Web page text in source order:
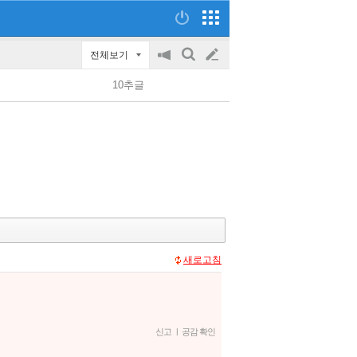
전체보기
공
on/off
검
글
쓰
10추글
새로고침
신고 | 공감 확인